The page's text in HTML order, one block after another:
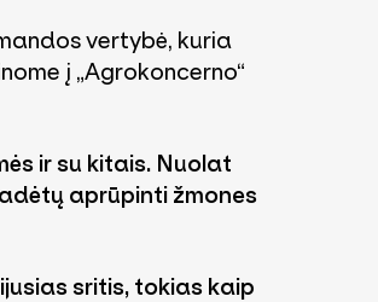
vertybė, kuria
į „Agrokoncerno“
ir su kitais. Nuolat
aprūpinti žmones
sritis, tokias kaip